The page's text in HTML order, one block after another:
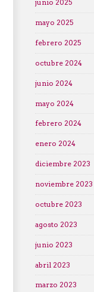
junio 2025
mayo 2025
febrero 2025
octubre 2024
junio 2024
mayo 2024
febrero 2024
enero 2024
diciembre 2023
noviembre 2023
octubre 2023
agosto 2023
junio 2023
abril 2023
marzo 2023